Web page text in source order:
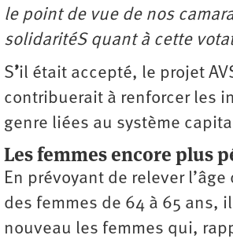
le point de vue de nos
solidaritéS quant à cette
S’il était accepté, le projet
contribuerait à renforcer les
genre liées au système
Les femmes encore plus
En prévoyant de relever
des femmes de 64 à 65 ans,
nouveau les femmes qui,